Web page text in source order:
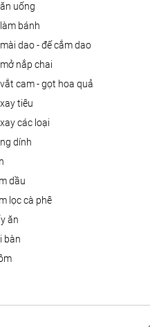
ăn uống
làm bánh
mài dao - đế cắm dao
mở nắp chai
vắt cam - gọt hoa quả
xay tiêu
xay các loại
dính
dầu
lọc cà phê
ăn
bàn